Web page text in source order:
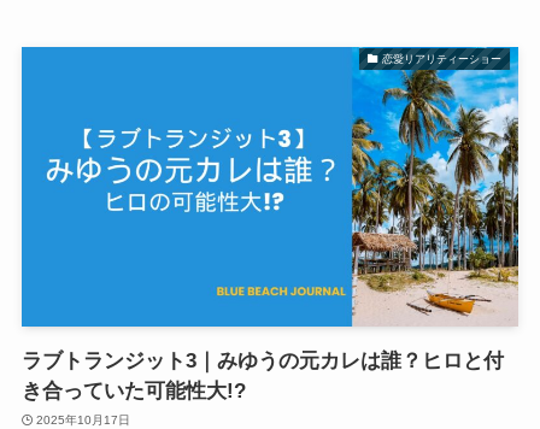
恋愛リアリティーショー
ラブトランジット3｜みゆうの元カレは誰？ヒロと付
き合っていた可能性大!?
2025年10月17日